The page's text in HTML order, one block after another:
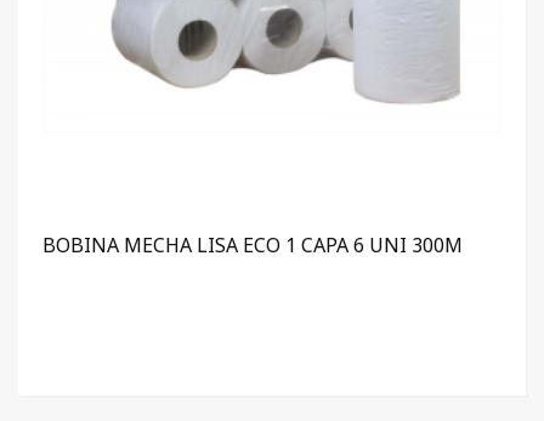
BOBINA MECHA LISA ECO 1 CAPA 6 UNI 300M